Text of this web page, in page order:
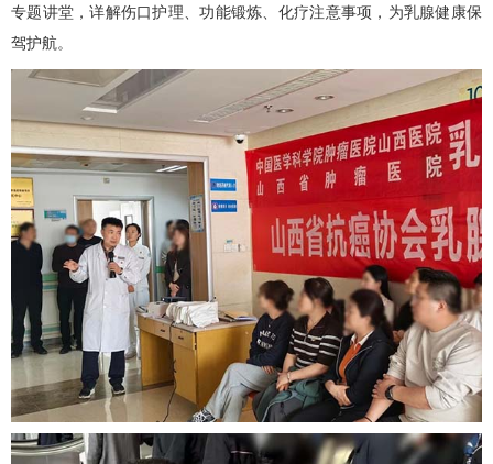
专题讲堂，详解伤口护理、功能锻炼、化疗注意事项，为乳腺健康保
驾护航。